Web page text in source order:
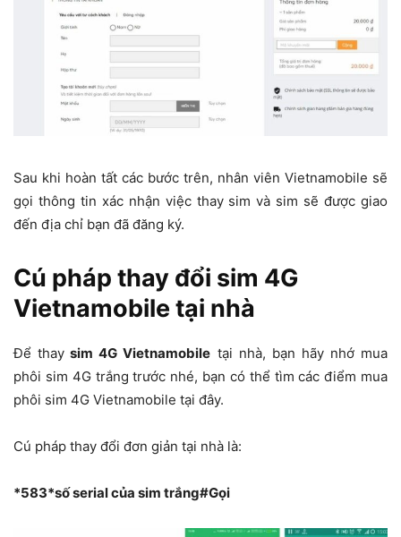
Sau khi hoàn tất các bước trên, nhân viên Vietnamobile sẽ
gọi thông tin xác nhận việc thay sim và sim sẽ được giao
đến địa chỉ bạn đã đăng ký.
Cú pháp thay đổi sim 4G
Vietnamobile tại nhà
Để thay sim 4G Vietnamobile tại nhà, bạn hãy nhớ mua
phôi sim 4G trắng trước nhé, bạn có thể tìm các điểm mua
phôi sim 4G Vietnamobile tại đây.
Cú pháp thay đổi đơn giản tại nhà là:
*583*số serial của sim trắng#Gọi